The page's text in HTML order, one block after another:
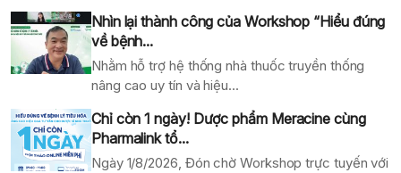
Nhìn lại thành công của Workshop “Hiểu đúng
về bệnh...
Nhằm hỗ trợ hệ thống nhà thuốc truyền thống
nâng cao uy tín và hiệu...
Chỉ còn 1 ngày! Dược phẩm Meracine cùng
Pharmalink tổ...
Ngày 1/8/2026, Đón chờ Workshop trực tuyến với